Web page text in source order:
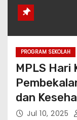
PROGRAM SEKOLAH
MPLS Hari
dan
Jul 10, 2025